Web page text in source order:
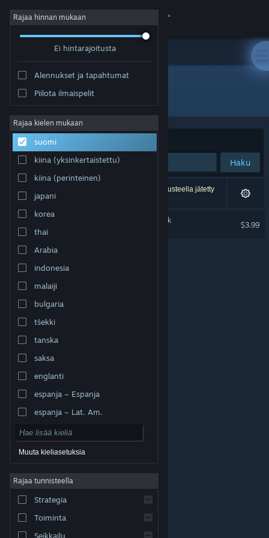
Kirjaudu sisään
Tietoa
Tuki
Vaihda kieli
Hanki Steam-mobiilisovellus
Näytä työpöytäsivusto
© Valve Corporation. Kaikki oikeudet pidätetään. Kaikki
Yhdysvalloissa ja kaikkialla maailmassa.
Helppokäyttötoiminnot
Hyvitykset|Evästeet
Rajaa hinnan mukaan
Ei hintarajoitusta
Alennukset ja tapahtumat
Piilota ilmaispelit
Rajaa kielen mukaan
suomi
kiina (yksinkertaistettu)
kiina (perinteinen)
japani
korea
thai
Arabia
indonesia
malaiji
bulgaria
tšekki
tanska
saksa
englanti
espanja – Espanja
espanja – Lat. Am.
Muuta kieliasetuksia
Rajaa tunnisteella
Strategia
Toiminta
Seikkailu
Kehittäjä: Today's Games
Järjestelyperuste
Haku
1 tulos vastaa hakuasi. 2 peliä on asetustesi perusteella jätetty
pois.
ReSetna Official Soundtrack
$3.99